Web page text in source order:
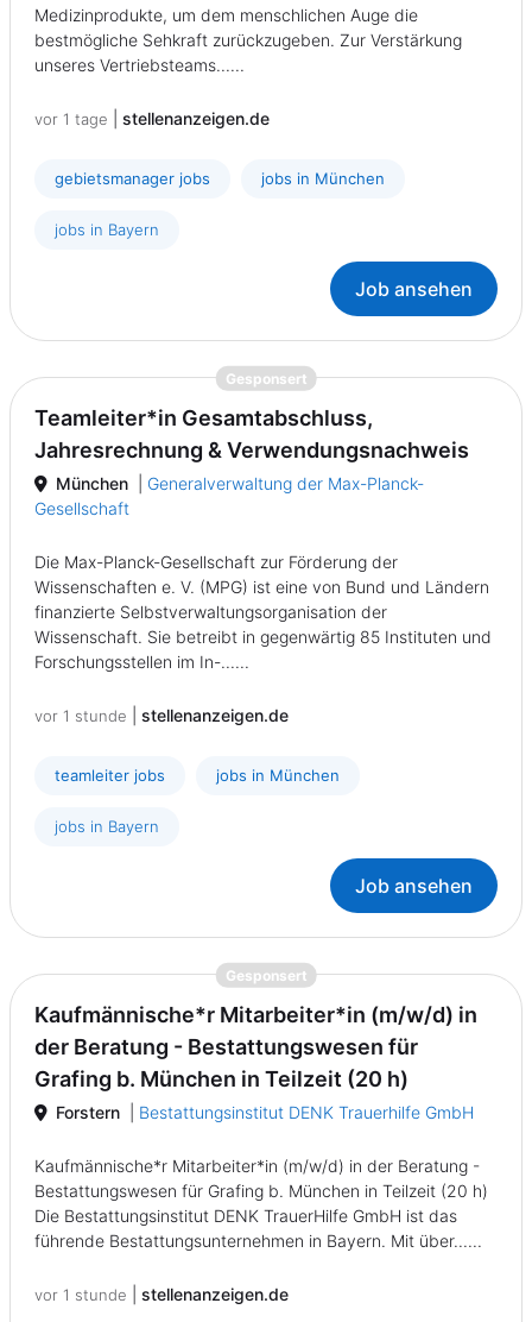
Medizinprodukte, um dem menschlichen Auge die
bestmögliche Sehkraft zurückzugeben. Zur Verstärkung
unseres Vertriebsteams......
vor 1 tage stellenanzeigen.de
gebietsmanager jobs jobs in München
jobs in Bayern
Job ansehen
Gesponsert{prompt.job}
Teamleiter*in Gesamtabschluss,
Jahresrechnung & Verwendungsnachweis
München
Generalverwaltung der Max-Planck-
Gesellschaft
Die Max-Planck-Gesellschaft zur Förderung der
Wissenschaften e. V. (MPG) ist eine von Bund und Ländern
finanzierte Selbstverwaltungsorganisation der
Wissenschaft. Sie betreibt in gegenwärtig 85 Instituten und
Forschungsstellen im In-......
vor 1 stunde stellenanzeigen.de
teamleiter jobs jobs in München
jobs in Bayern
Job ansehen
Gesponsert{prompt.job}
Kaufmännische*r Mitarbeiter*in (m/w/d) in
der Beratung - Bestattungswesen für
Grafing b. München in Teilzeit (20 h)
Forstern Bestattungsinstitut DENK Trauerhilfe GmbH
Kaufmännische*r Mitarbeiter*in (m/w/d) in der Beratung -
Bestattungswesen für Grafing b. München in Teilzeit (20 h)
Die Bestattungsinstitut DENK TrauerHilfe GmbH ist das
führende Bestattungsunternehmen in Bayern. Mit über......
vor 1 stunde stellenanzeigen.de